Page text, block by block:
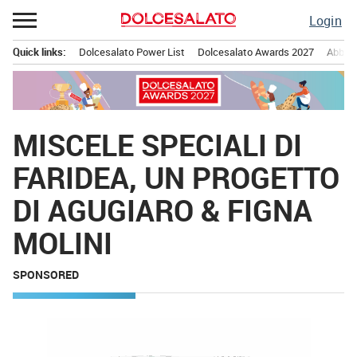
Passa
al
contenuto
Login
principale
Quick links: Dolcesalato Power List Dolcesalato Awards 2027
MISCELE SPECIALI DI
FARIDEA, UN PROGETTO
DI AGUGIARO & FIGNA
MOLINI
SPONSORED